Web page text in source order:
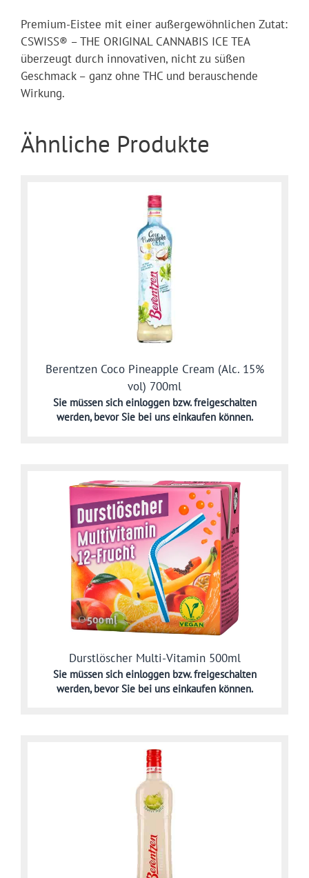
Premium-Eistee mit einer außergewöhnlichen Zutat:
CSWISS® – THE ORIGINAL CANNABIS ICE TEA
überzeugt durch innovativen, nicht zu süßen
Geschmack – ganz ohne THC und berauschende
Wirkung.
Ähnliche Produkte
Berentzen Coco Pineapple Cream (Alc. 15%
vol) 700ml
Sie müssen sich einloggen bzw. freigeschalten
werden,bevor Sie bei uns einkaufen können.
Durstlöscher Multi-Vitamin 500ml
Sie müssen sich einloggen bzw. freigeschalten
werden,bevor Sie bei uns einkaufen können.